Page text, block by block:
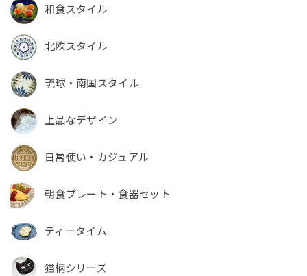
和食スタイル
北欧スタイル
琉球・南国スタイル
上品なデザイン
日常使い・カジュアル
朝食プレート・食器セット
ティータイム
猫柄シリーズ